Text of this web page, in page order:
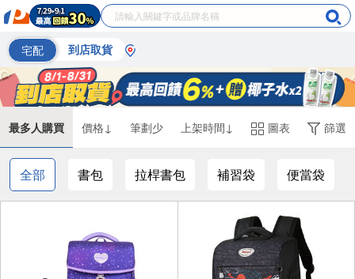
宅配 到店取貨
最多人購買 價格↓ 筆劃少 上架時間↓ 圖表 篩選
全部 書包 拉桿書包 補習袋 便當袋